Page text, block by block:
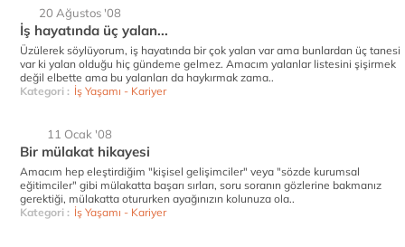
20 Ağustos '08
İş hayatında üç yalan...
Üzülerek söylüyorum, iş hayatında bir çok yalan var ama bunlardan üç tanesi
var ki yalan olduğu hiç gündeme gelmez. Amacım yalanlar listesini şişirmek
değil elbette ama bu yalanları da haykırmak zama..
Kategori : İş Yaşamı - Kariyer
11 Ocak '08
Bir mülakat hikayesi
Amacım hep eleştirdiğim "kişisel gelişimciler" veya "sözde kurumsal
eğitimciler" gibi mülakatta başarı sırları, soru soranın gözlerine bakmanız
gerektiği, mülakatta otururken ayağınızın kolunuza ola..
Kategori : İş Yaşamı - Kariyer